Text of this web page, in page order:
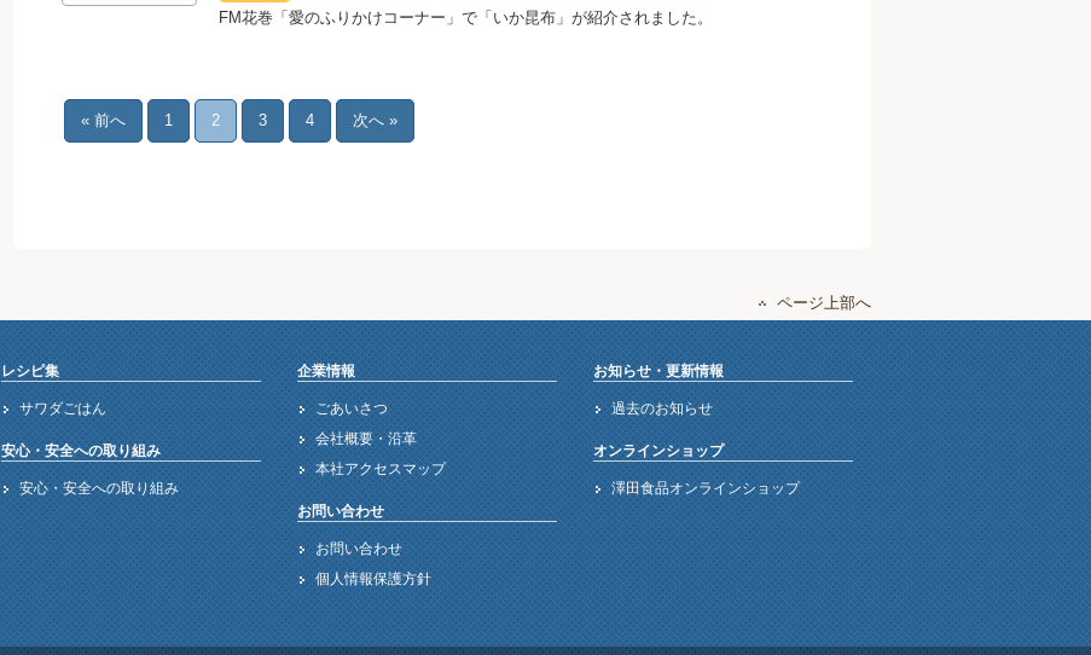
FM花巻「愛のふりかけコーナー」で「いか昆布」が紹介されました。
« 前へ 1 2 3 4 次へ »
レシピ集
サワダごはん
安心・安全への取り組み
安心・安全への取り組み
企業情報
ごあいさつ
会社概要・沿革
本社アクセスマップ
お問い合わせ
お問い合わせ
個人情報保護方針
お知らせ・更新情報
過去のお知らせ
オンラインショップ
澤田食品オンラインショップ
ページ上部へ